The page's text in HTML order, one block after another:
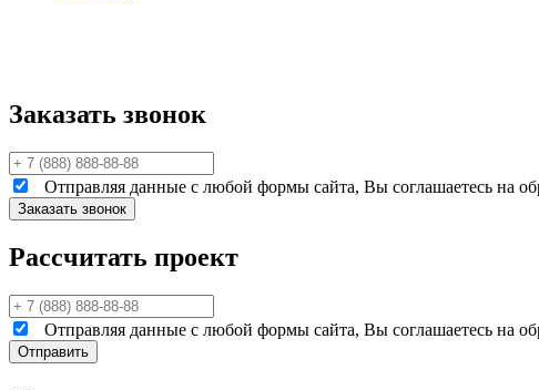
Заказать звонок
Отправляя данные с любой формы сайта, Вы соглашаетесь на
Рассчитать проект
Отправляя данные с любой формы сайта, Вы соглашаетесь на